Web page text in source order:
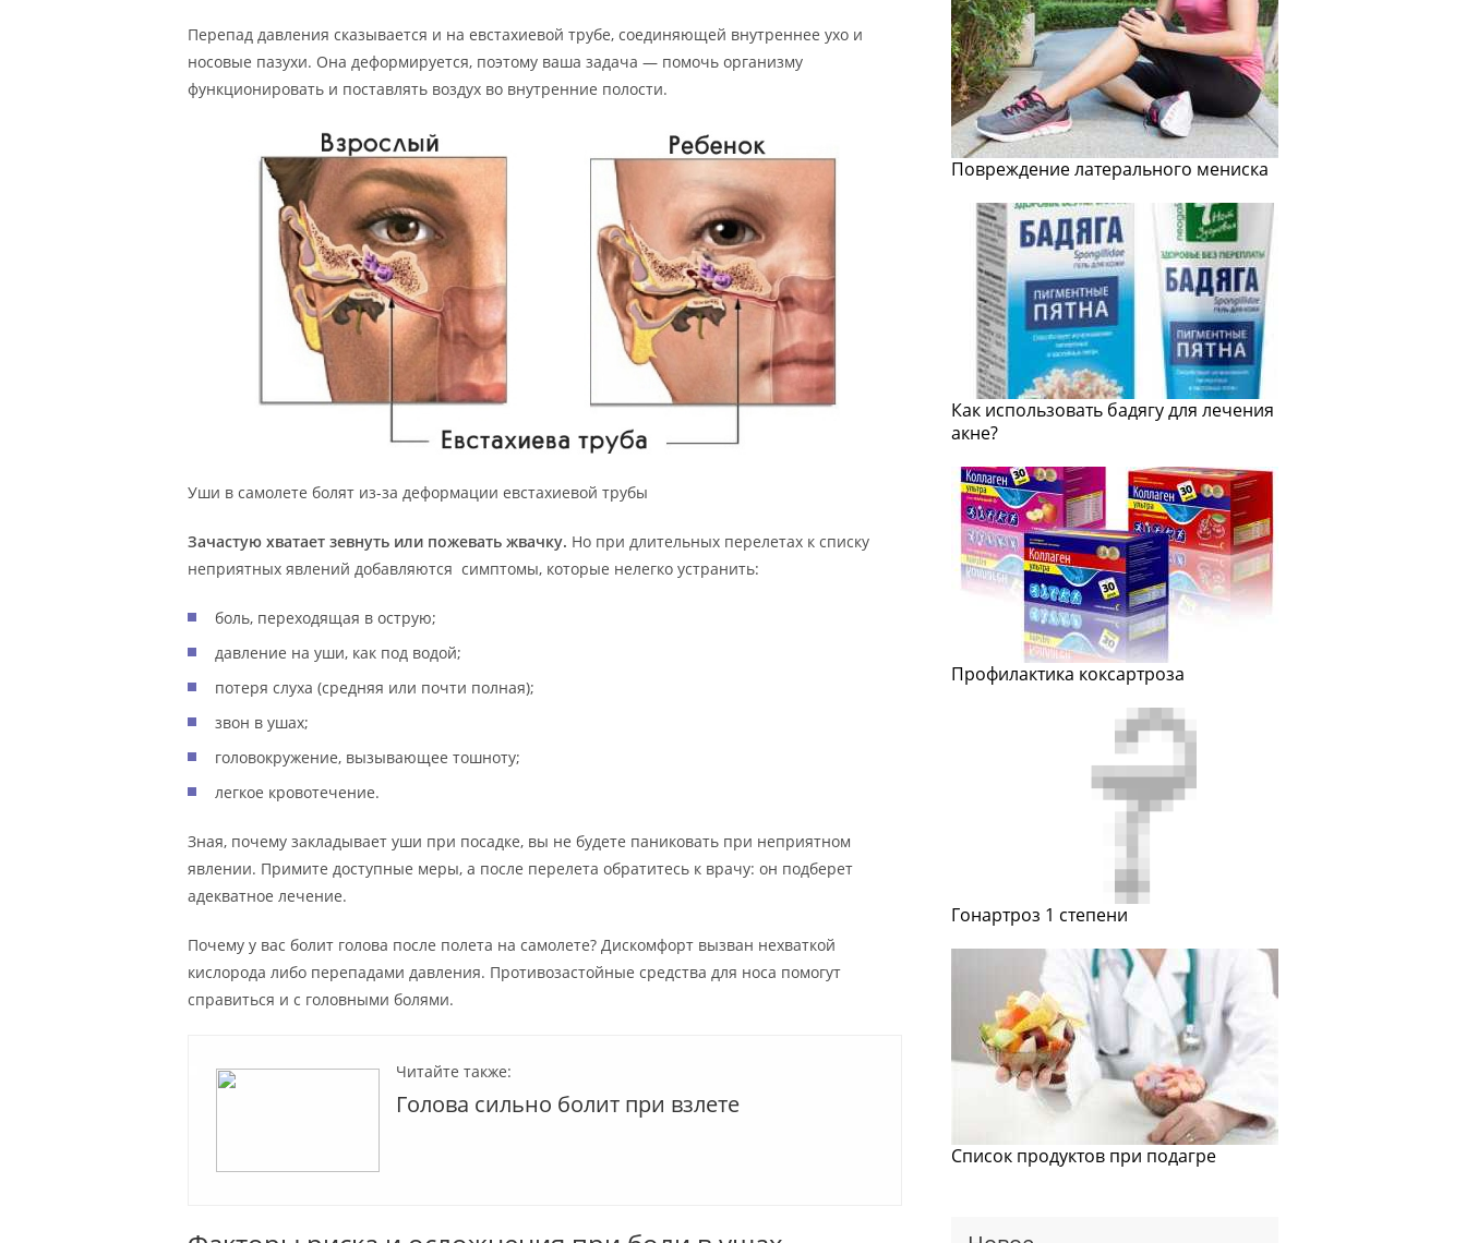
Перепад давления сказывается и на евстахиевой трубе, соединяющей внутреннее ухо и
носовые пазухи. Она деформируется, поэтому ваша задача — помочь организму
функционировать и поставлять воздух во внутренние полости.
Уши в самолете болят из-за деформации евстахиевой трубы
Зачастую хватает зевнуть или пожевать жвачку. Но при длительных перелетах к списку
неприятных явлений добавляются симптомы, которые нелегко устранить:
боль, переходящая в острую;
давление на уши, как под водой;
потеря слуха (средняя или почти полная);
звон в ушах;
головокружение, вызывающее тошноту;
легкое кровотечение.
Зная, почему закладывает уши при посадке, вы не будете паниковать при неприятном
явлении. Примите доступные меры, а после перелета обратитесь к врачу: он подберет
адекватное лечение.
Почему у вас болит голова после полета на самолете? Дискомфорт вызван нехваткой
кислорода либо перепадами давления. Противозастойные средства для носа помогут
справиться и с головными болями.
Читайте также:
Голова сильно болит при взлете
Повреждение латерального мениска
Как использовать бадягу для лечения
акне?
Профилактика коксартроза
Гонартроз 1 степени
Список продуктов при подагре